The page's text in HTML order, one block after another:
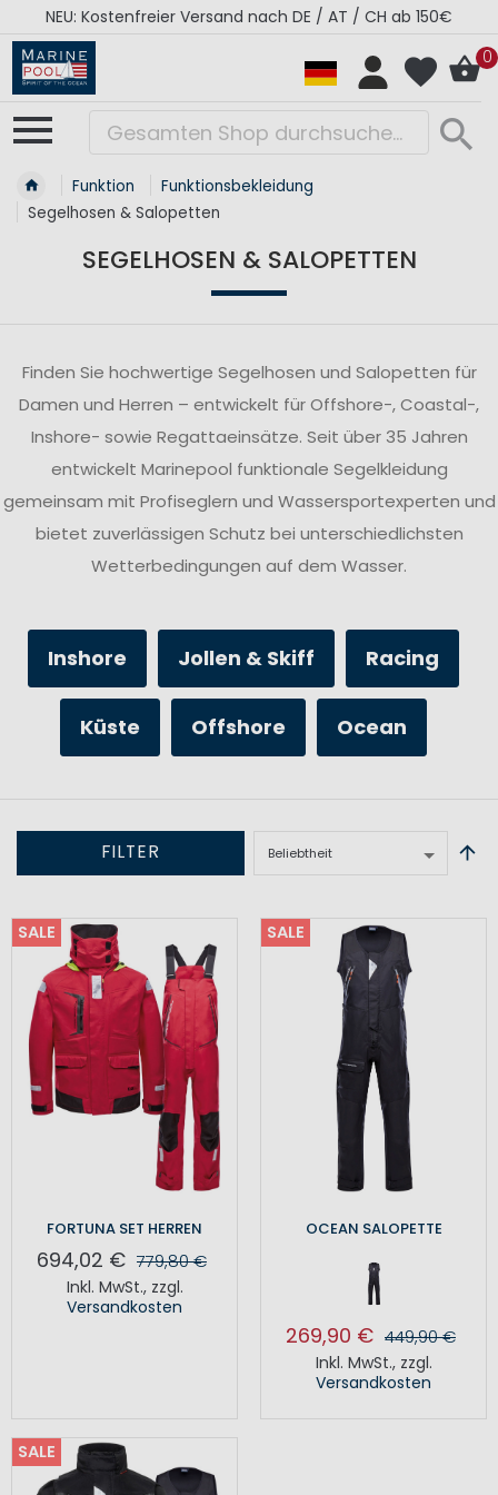
RÉGATES ROYALES Kollektion - Super Sale
0
Funktion
Funktionsbekleidung
Segelhosen & Salopetten
SEGELHOSEN & SALOPETTEN
Finden Sie hochwertige Segelhosen und Salopetten für
Damen und Herren – entwickelt für Offshore-, Coastal-,
Inshore- sowie Regattaeinsätze. Seit über 35 Jahren
entwickelt Marinepool funktionale Segelkleidung
gemeinsam mit Profiseglern und Wassersportexperten und
bietet zuverlässigen Schutz bei unterschiedlichsten
Wetterbedingungen auf dem Wasser.
Inshore Jollen & Skiff Racing
Küste Offshore Ocean
FILTER
SALE
FORTUNA SET HERREN
694,02 € 779,80 €
Inkl. MwSt., zzgl.
Versandkosten
SALE
OCEAN SALOPETTE
269,90 € 449,90 €
Inkl. MwSt., zzgl.
Versandkosten
SALE